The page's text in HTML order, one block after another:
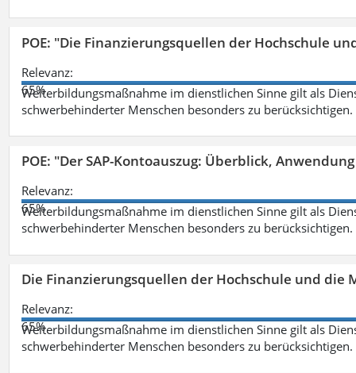
POE: "Die Finanzierungsquellen der Hochschule
Relevanz:
65%
Weiterbildungsmaßnahme im dienstlichen Sinne gilt als
schwerbehinderter Menschen besonders zu berücksichtigen.
POE: "Der SAP-Kontoauszug: Überblick,
Relevanz:
65%
Weiterbildungsmaßnahme im dienstlichen Sinne gilt als
schwerbehinderter Menschen besonders zu berücksichtigen.
Die Finanzierungsquellen der Hochschule und die
Relevanz:
65%
Weiterbildungsmaßnahme im dienstlichen Sinne gilt als
schwerbehinderter Menschen besonders zu berücksichtigen.